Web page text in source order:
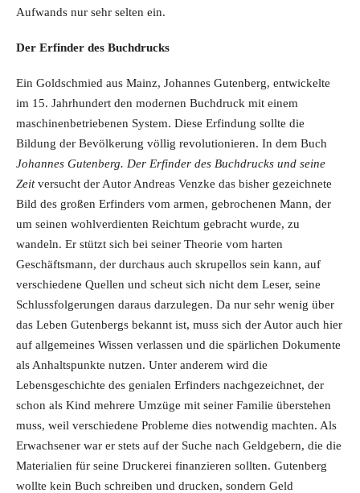
Aufwands nur sehr selten ein.
Der Erfinder des Buchdrucks
Ein Goldschmied aus Mainz, Johannes Gutenberg, entwickelte
im 15. Jahrhundert den modernen Buchdruck mit einem
maschinenbetriebenen System. Diese Erfindung sollte die
Bildung der Bevölkerung völlig revolutionieren. In dem Buch
Johannes Gutenberg. Der Erfinder des Buchdrucks und seine
Zeitversucht der Autor Andreas Venzke das bisher gezeichnete
Bild des großen Erfinders vom armen, gebrochenen Mann, der
um seinen wohlverdienten Reichtum gebracht wurde, zu
wandeln. Er stützt sich bei seiner Theorie vom harten
Geschäftsmann, der durchaus auch skrupellos sein kann, auf
verschiedene Quellen und scheut sich nicht dem Leser, seine
Schlussfolgerungen daraus darzulegen. Da nur sehr wenig über
das Leben Gutenbergs bekannt ist, muss sich der Autor auch hier
auf allgemeines Wissen verlassen und die spärlichen Dokumente
als Anhaltspunkte nutzen. Unter anderem wird die
Lebensgeschichte des genialen Erfinders nachgezeichnet, der
schon als Kind mehrere Umzüge mit seiner Familie überstehen
muss, weil verschiedene Probleme dies notwendig machten. Als
Erwachsener war er stets auf der Suche nach Geldgebern, die die
Materialien für seine Druckerei finanzieren sollten. Gutenberg
wollte kein Buch schreiben und drucken, sondern Geld